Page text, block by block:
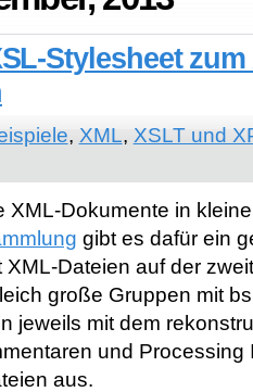
Stylesheet
, XML, XSLT und
XML-Dokumente in
gibt es dafür ein
XML-Dateien auf der
große Gruppen mit
jeweils mit dem
und Processing
aus.